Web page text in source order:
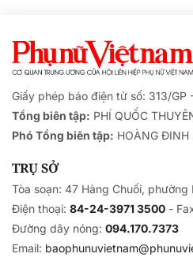
Giấy phép báo điện tử số: 313/GP
Tổng biên tập: PHÍ QUỐC
Phó Tổng biên tập: HOÀNG ĐINH
TRỤ SỞ
Tòa soạn: 47 Hàng Chuối, phường
Điện thoại: 84-24-3971 3500 -
Đường dây nóng: 094.170.7373
Email: